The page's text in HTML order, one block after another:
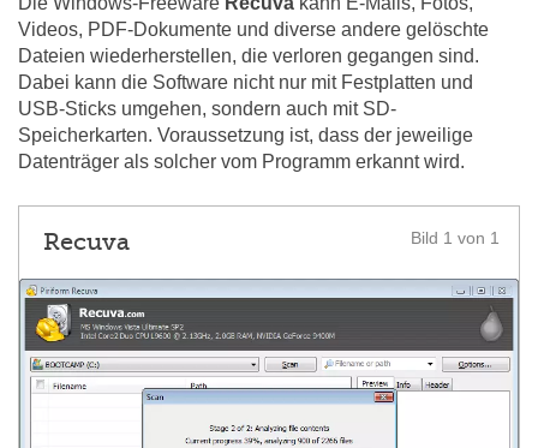
Videos, PDF-Dokumente und diverse andere gelöschte
Dateien wiederherstellen, die verloren gegangen sind.
Dabei kann die Software nicht nur mit Festplatten und
USB-Sticks umgehen, sondern auch mit SD-
Speicherkarten. Voraussetzung ist, dass der jeweilige
Datenträger als solcher vom Programm erkannt wird.
Bild 1 von 1
Recuva